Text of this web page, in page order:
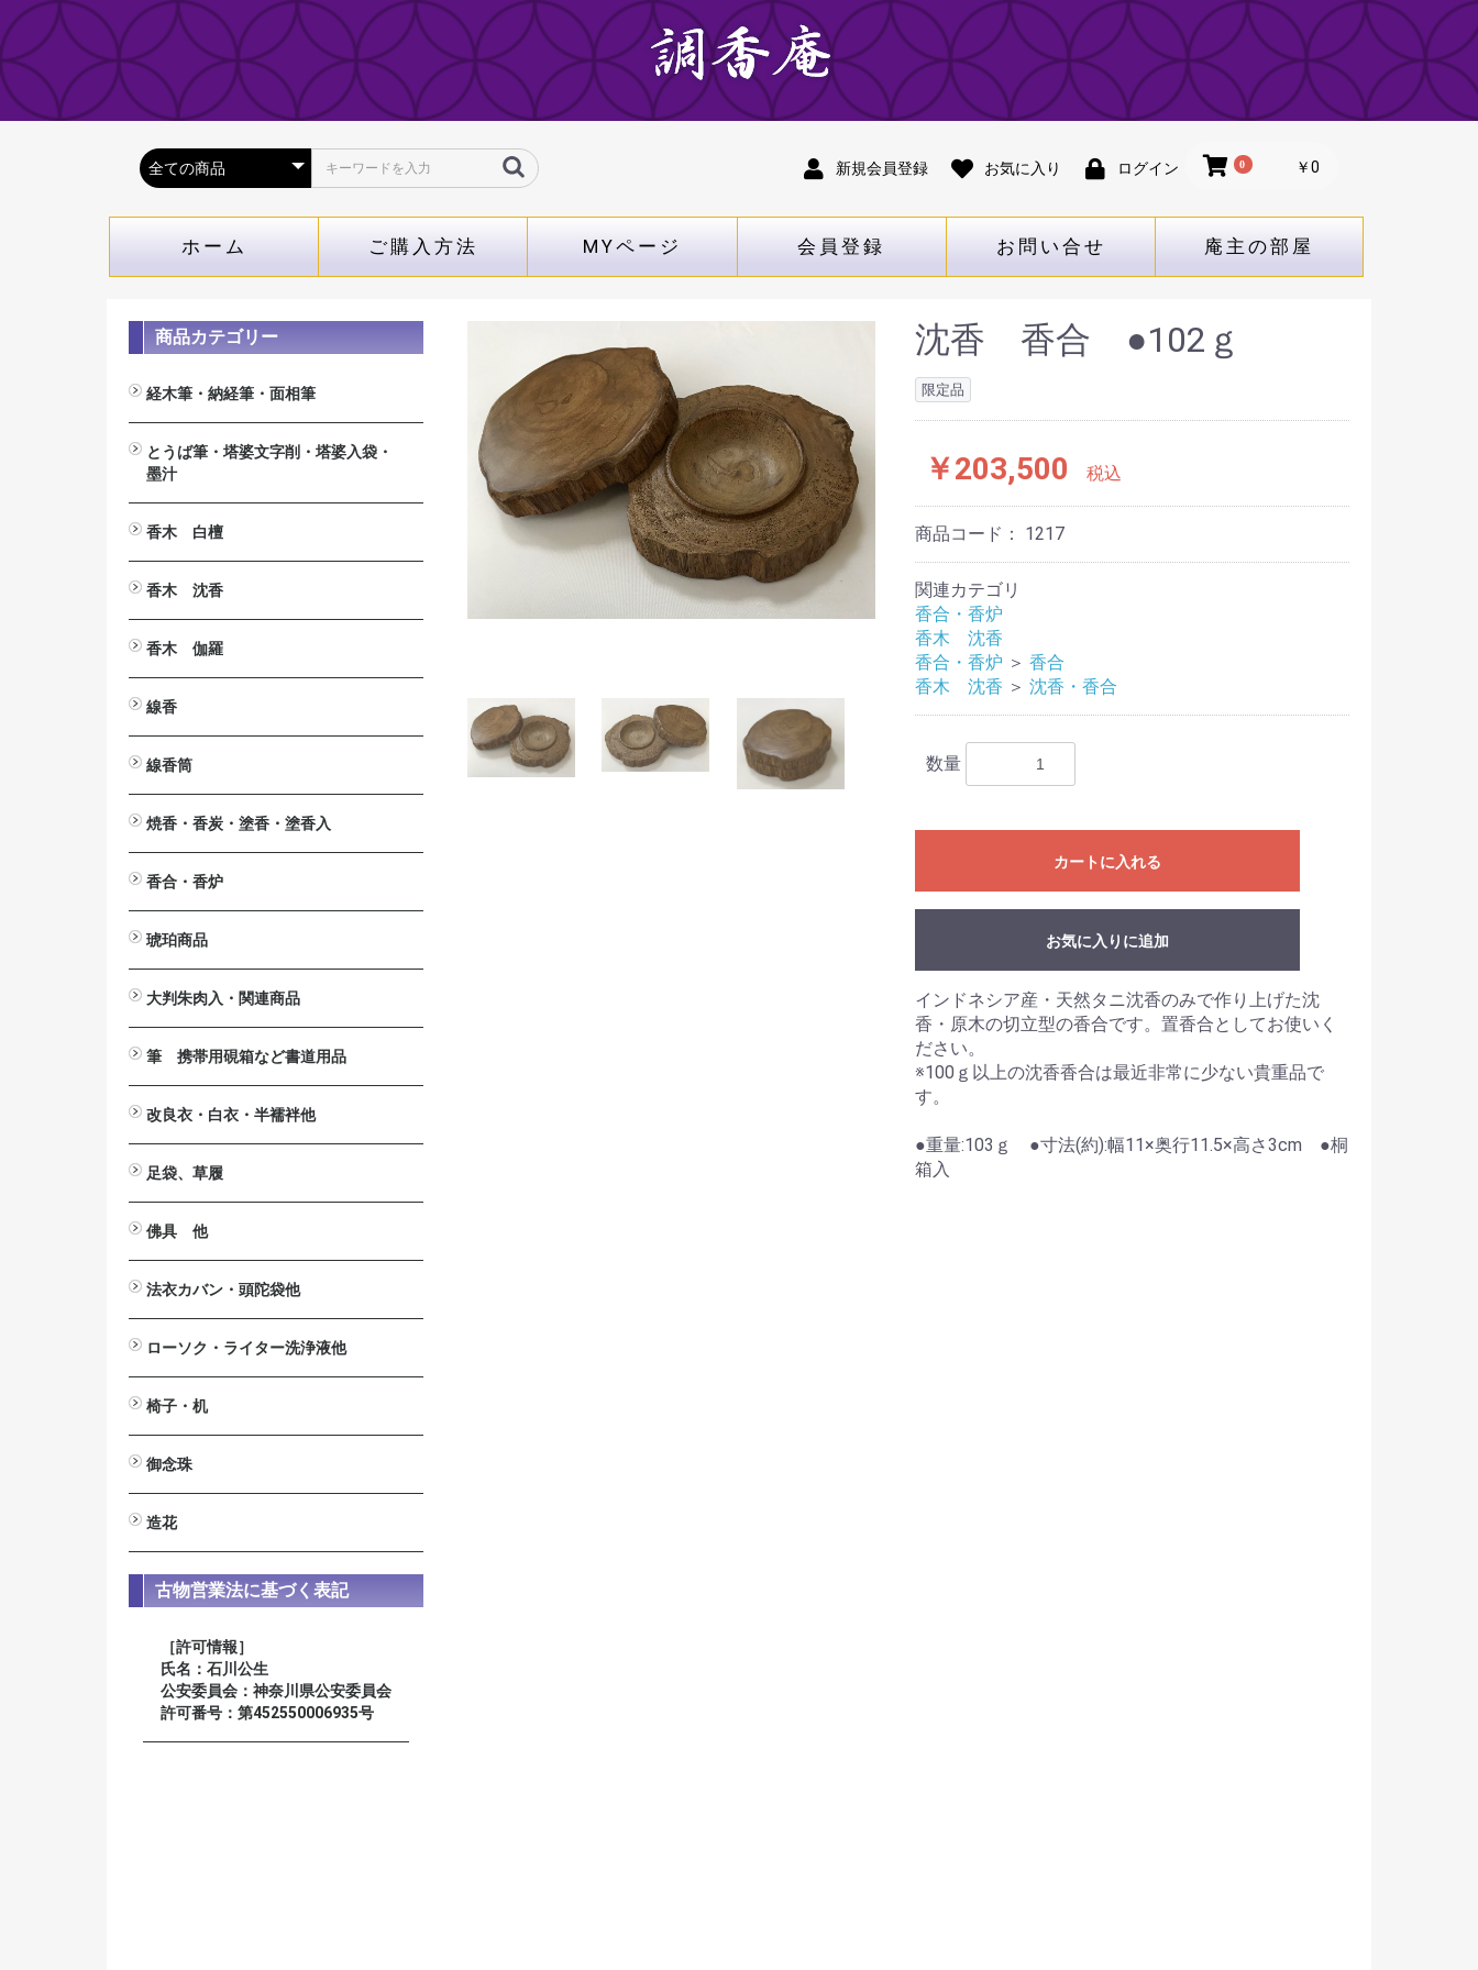
新規会員登録 お気に入り ログイン 0 ￥0
ホーム ご購入方法 MYページ 会員登録 お問い合せ 庵主の部屋
商品カテゴリー
経木筆・納経筆・面相筆
経木筆（木札専用筆）
納経筆(納経帳専用）
面相筆
とうば筆・塔婆文字削・塔婆入袋・
墨汁
とうば筆
塔婆文字削り
塔婆入れ袋
塔婆・経木・木面専用墨液
香木 白檀
白檀・刻み
白檀・切葉
白檀・角割（分割）
白檀・塗香入
白檀・香合
白檀・腕輪（念珠）
白檀木・彫刻
入浴剤 カッコウ・白檀
白檀の香りの消毒液
香木 沈香
沈香・刻み（粉末）
沈香・爪 割 笹
沈香・原木
沈香・香合
沈香・香炉
沈香・ストラップ
沈香・腕輪
沈香・芴
沈香・彫刻
香木 伽羅
伽羅・刻み
伽羅・小割/細割
伽羅・角割（分割）
伽羅・原木
伽羅・ストラップ
線香
短寸（中寸）白檀・沈香
伽羅（伽羅調）・短寸（中寸）
長寸 白檀・沈香
伽羅（伽羅調）・長寸
大薫 白檀・沈香
伽羅（伽羅調）・大薫
ミニ寸・渦巻・防虫香 渦巻用香炉
線香筒
黒檀
紫檀
欅（けやき）
桜
焼香・香炭・塗香・塗香入
焼香
鳳命沈香
香炭
灰ならし・灰ふるい
燃香
常香盤用抜型
塗香
塗香入
香合・香炉
香合
香炉
琥珀商品
大判朱肉入・関連商品
大判朱肉入
詰替用朱肉
印じょく台
堆朱印盒
補充用液
筆 携帯用硯箱など書道用品
携帯用硯箱
小筆
中筆
太筆
墨池
筆掛け
筆立
硯
墨汁
改良衣・白衣・半襦袢他
改良衣
作務衣・掲載一時停止中
白衣・掲載一時停止中
半襦袢・掲載一時停止中
マジック帯
羽織・半纏・販売終了
下着
防寒カバー・販売終了
法衣箪笥・販売終了
足袋、草履
足袋
草履
佛具 他
法要台
戒名用紙入
印金
見台>自在見台
六角畳台
笏
絡子環
傘
ペーパーハンガー
ワイヤレスアンプ関連商品
拡声器>ハンズフリー拡声器
仏具洗浄液
案内板・パンフレッドスタンド
法衣カバン・頭陀袋他
法衣カバン
頭陀袋（袋物）
ローソク・ライター洗浄液他
洋ローソク>日之出富士
ローカット
ローがとれます
ライター
芯切り鋏
洗浄液
椅子・机
御詠歌テーブルⅡ
御詠歌用スツール
木製椅子
スチール椅子
アルミ椅子
座椅子
法事・接客机
御念珠
男性用
女性用
星月菩提樹
装束念珠 尺八寸
造花
びしゃく
しきみ
高野槇
新ヒバ
若松
シルク常花 蓮
ミニ常花 蓮
仏花
榊
古物営業法に基づく表記
［許可情報］
氏名：石川公生
公安委員会：神奈川県公安委員会
許可番号：第452550006935号
沈香 香合 ●102ｇ
限定品
￥203,500 税込
商品コード： 1217
関連カテゴリ
香合・香炉
香木 沈香
香合・香炉 ＞ 香合
香木 沈香 ＞ 沈香・香合
数量
カートに入れる
お気に入りに追加
インドネシア産・天然タニ沈香のみで作り上げた沈
香・原木の切立型の香合です。置香合としてお使いく
ださい。
※100ｇ以上の沈香香合は最近非常に少ない貴重品で
す。
●重量:103ｇ ●寸法(約):幅11×奥行11.5×高さ3cm ●桐
箱入